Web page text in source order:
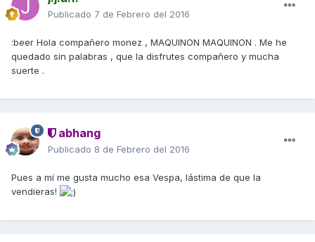
Publicado 7 de Febrero del 2016
:beer Hola compañero monez , MAQUINON MAQUINON . Me he
quedado sin palabras , que la disfrutes compañero y mucha
suerte .
abhang
Publicado 8 de Febrero del 2016
Pues a mí me gusta mucho esa Vespa, lástima de que la
vendieras!